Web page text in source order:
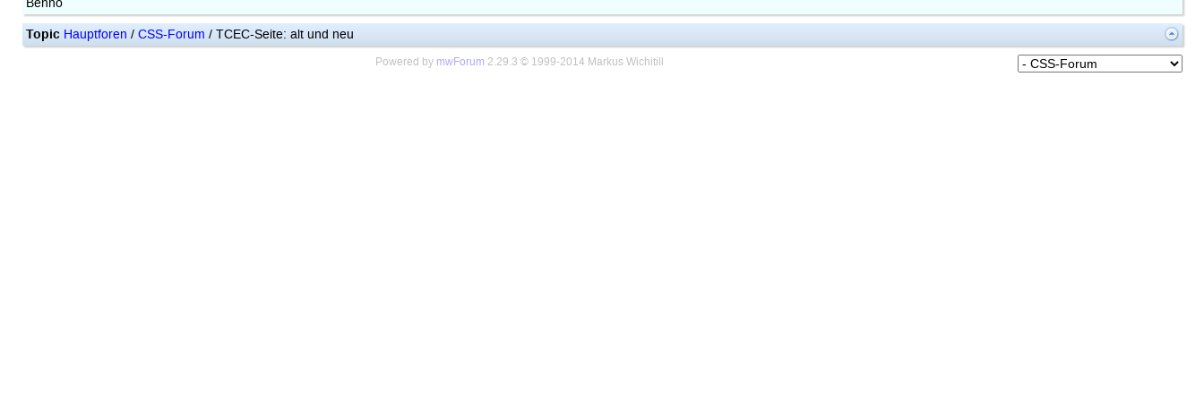
Topic Hauptforen / CSS-Forum / TCEC-Seite: alt und neu
Powered by mwForum 2.29.3 © 1999-2014 Markus Wichitill